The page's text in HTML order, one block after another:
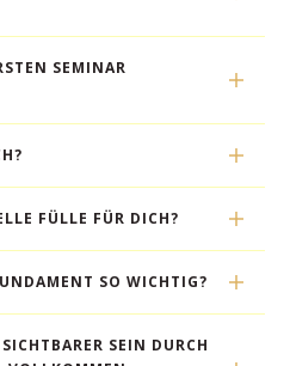
SEMINAR
FÜLLE FÜR DICH?
SO WICHTIG?
SEIN DURCH